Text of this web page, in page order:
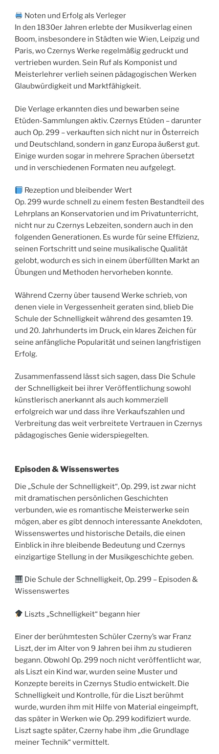
Noten und Erfolg als Verleger
In den 1830er Jahren erlebte der Musikverlag einen
Boom, insbesondere in Städten wie Wien, Leipzig und
Paris, wo Czernys Werke regelmäßig gedruckt und
vertrieben wurden. Sein Ruf als Komponist und
Meisterlehrer verlieh seinen pädagogischen Werken
Glaubwürdigkeit und Marktfähigkeit.
Die Verlage erkannten dies und bewarben seine
Etüden-Sammlungen aktiv. Czernys Etüden – darunter
auch Op. 299 – verkauften sich nicht nur in Österreich
und Deutschland, sondern in ganz Europa äußerst gut.
Einige wurden sogar in mehrere Sprachen übersetzt
und in verschiedenen Formaten neu aufgelegt.
Rezeption und bleibender Wert
Op. 299 wurde schnell zu einem festen Bestandteil des
Lehrplans an Konservatorien und im Privatunterricht,
nicht nur zu Czernys Lebzeiten, sondern auch in den
folgenden Generationen. Es wurde für seine Effizienz,
seinen Fortschritt und seine musikalische Qualität
gelobt, wodurch es sich in einem überfüllten Markt an
Übungen und Methoden hervorheben konnte.
Während Czerny über tausend Werke schrieb, von
denen viele in Vergessenheit geraten sind, blieb Die
Schule der Schnelligkeit während des gesamten 19.
und 20. Jahrhunderts im Druck, ein klares Zeichen für
seine anfängliche Popularität und seinen langfristigen
Erfolg.
Zusammenfassend lässt sich sagen, dass Die Schule
der Schnelligkeit bei ihrer Veröffentlichung sowohl
künstlerisch anerkannt als auch kommerziell
erfolgreich war und dass ihre Verkaufszahlen und
Verbreitung das weit verbreitete Vertrauen in Czernys
pädagogisches Genie widerspiegelten.
Episoden & Wissenswertes
Die „Schule der Schnelligkeit“, Op. 299, ist zwar nicht
mit dramatischen persönlichen Geschichten
verbunden, wie es romantische Meisterwerke sein
mögen, aber es gibt dennoch interessante Anekdoten,
Wissenswertes und historische Details, die einen
Einblick in ihre bleibende Bedeutung und Czernys
einzigartige Stellung in der Musikgeschichte geben.
Die Schule der Schnelligkeit, Op. 299 – Episoden &
Wissenswertes
Liszts „Schnelligkeit“ begann hier
Einer der berühmtesten Schüler Czerny’s war Franz
Liszt, der im Alter von 9 Jahren bei ihm zu studieren
begann. Obwohl Op. 299 noch nicht veröffentlicht war,
als Liszt ein Kind war, wurden seine Muster und
Konzepte bereits in Czernys Studio entwickelt. Die
Schnelligkeit und Kontrolle, für die Liszt berühmt
wurde, wurden ihm mit Hilfe von Material eingeimpft,
das später in Werken wie Op. 299 kodifiziert wurde.
Liszt sagte später, Czerny habe ihm „die Grundlage
meiner Technik“ vermittelt.